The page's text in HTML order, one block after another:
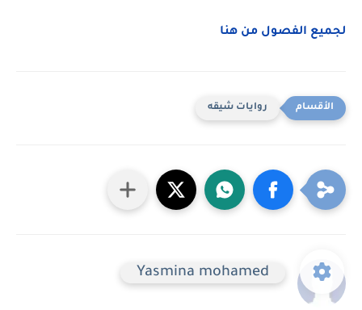
لجميع الفصول من هنا
روايات شيقه
Yasmina mohamed